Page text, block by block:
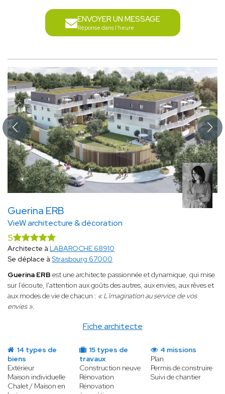
ENVOYER UN MESSAGE
Réponse dans l'heure
Guerina ERB
VieW architecture & décoration
Fiche architecte
5
Architecte à LABAROCHE 68910
Se déplace à Strasbourg 67000
Guerina ERB est une architecte passionnée et dynamique, qui mise
sur l’écoute, l'attention aux goûts des autres, aux envies, aux rêves et
aux modes de vie de chacun : « L'imagination au service de vos
envies ».
14 types de
biens
Extérieur
Maison individuelle
Chalet / Maison en
15 types de
travaux
Construction neuve
Rénovation
Rénovation
4 missions
Plan
Permis de construire
Suivi de chantier